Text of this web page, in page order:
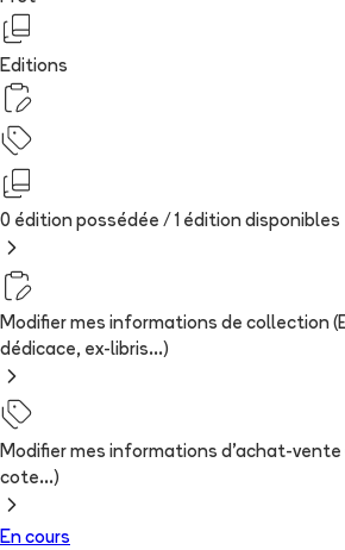
Editions
0 édition possédée / 1 édition disponibles
Modifier mes informations de collection
dédicace, ex-libris...)
Modifier mes informations d'achat-
cote...)
En cours